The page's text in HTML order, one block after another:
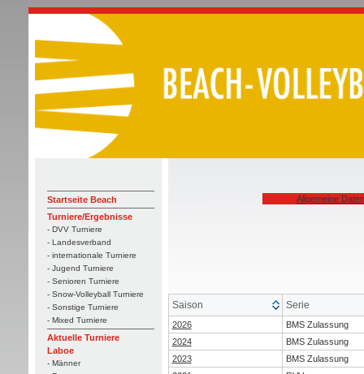
Startseite Beach
Turniere/Ergebnisse
- DVV Turniere
- Landesverband
- internationale Turniere
- Jugend Turniere
- Senioren Turniere
- Snow-Volleyball Turniere
- Sonstige Turniere
- Mixed Turniere
Aktuelle Turniere
Laboe
- Männer
Allgemeine
Saison Serie
2026
BMS Zulassung
2024
BMS Zulassung
2023
BMS Zulassung